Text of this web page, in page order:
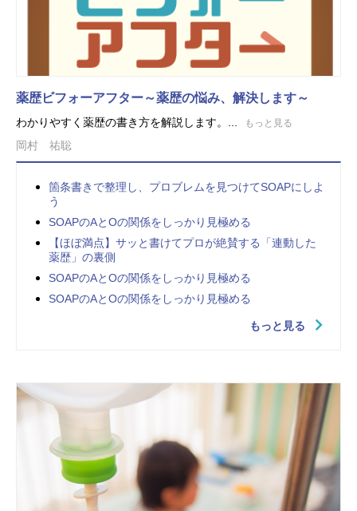
薬歴ビフォーアフター～薬歴の悩み、解決します～
わかりやすく薬歴の書き方を解説します。... もっと見る
岡村 祐聡
箇条書きで整理し、プロブレムを見つけてSOAPにしよ
う
SOAPのAとOの関係をしっかり見極める
【ほぼ満点】サッと書けてプロが絶賛する「連動した
薬歴」の裏側
SOAPのAとOの関係をしっかり見極める
SOAPのAとOの関係をしっかり見極める
もっと見る